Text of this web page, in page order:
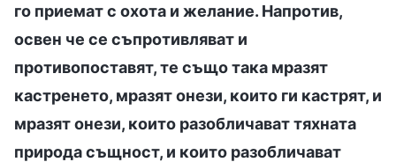
го приемат с охота и желание. Напротив,
освен че се съпротивляват и
противопоставят, те също така мразят
кастренето, мразят онези, които ги кастрят, и
мразят онези, които разобличават тяхната
природа същност, и които разобличават